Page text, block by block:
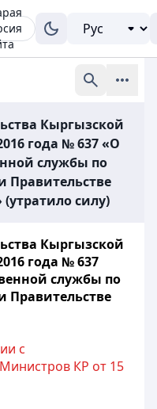
Кыргызской
года № 637 «О
службы по
Правительстве
силу)
Кыргызской
года № 637
службы по
Правительстве
с
КР от 15